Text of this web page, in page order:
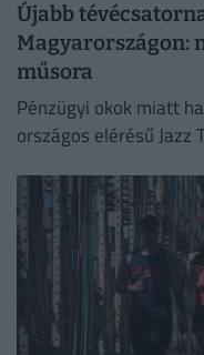
Újabb
Magyarországon:
műsora
Pénzügyi okok miatt
országos elérésű Jazz